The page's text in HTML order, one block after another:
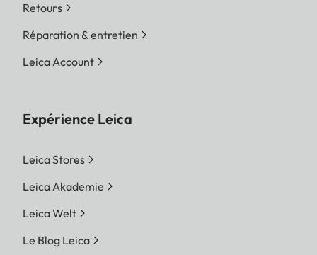
Retours
Réparation & entretien
Leica Account
Expérience Leica
Leica Stores
Leica Akademie
Leica Welt
Le Blog Leica